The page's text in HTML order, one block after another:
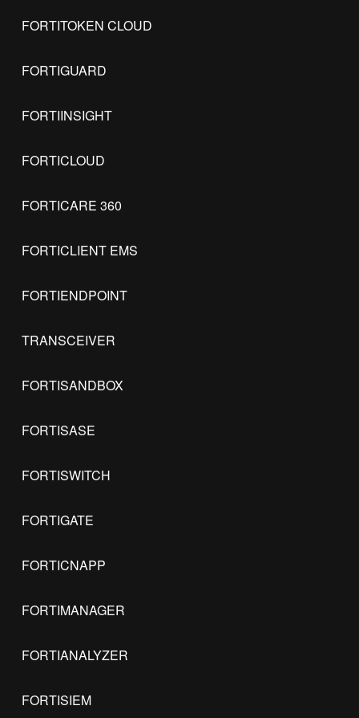
FORTITOKEN CLOUD
FORTIGUARD
FORTIINSIGHT
FORTICLOUD
FORTICARE 360
FORTICLIENT EMS
FORTIENDPOINT
TRANSCEIVER
FORTISANDBOX
FORTISASE
FORTISWITCH
FORTIGATE
FORTICNAPP
FORTIMANAGER
FORTIANALYZER
FORTISIEM